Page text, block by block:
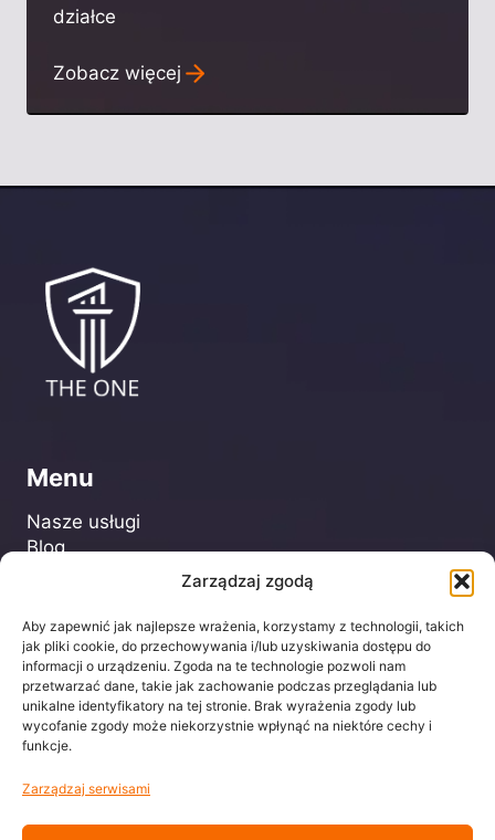
Zarządzaj zgodą
Aby zapewnić jak najlepsze wrażenia, korzystamy z technologii, takich
jak pliki cookie, do przechowywania i/lub uzyskiwania dostępu do
informacji o urządzeniu. Zgoda na te technologie pozwoli nam
przetwarzać dane, takie jak zachowanie podczas przeglądania lub
unikalne identyfikatory na tej stronie. Brak wyrażenia zgody lub
wycofanie zgody może niekorzystnie wpłynąć na niektóre cechy i
funkcje.
Zarządzaj serwisami
działce
Zobacz więcej
Menu
Nasze usługi
Blog
Dla Klienta
Regulamin
Polityka prywatności
biuro@centrumtheone.pl